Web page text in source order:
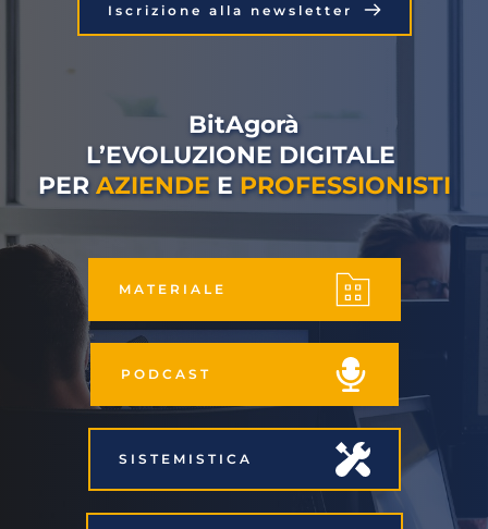
Iscrizione alla newsletter
BitAgorà
L’EVOLUZIONE DIGITALE
PER AZIENDE E PROFESSIONISTI
MATERIALE
PODCAST
SISTEMISTICA